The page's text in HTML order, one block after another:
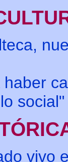
social"
vivo